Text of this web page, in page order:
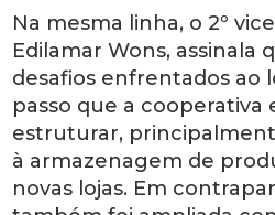
Na mesma linha, o 2º
Edilamar Wons, assinala
desafios enfrentados ao
passo que a cooperativa
estruturar,
à armazenagem de
novas lojas. Em